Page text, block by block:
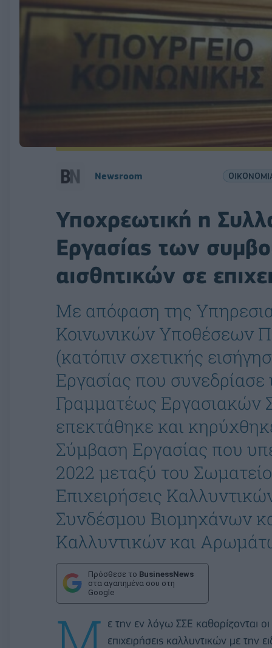
Newsroom
Υποχρεωτική η
Εργασίας των
αισθητικών σε
Με απόφαση της
Κοινωνικών Υποθέσεων
(κατόπιν σχετικής
Εργασίας που συνεδρίασε
Γραμματέως Εργασιακών
επεκτάθηκε και
Σύμβαση Εργασίας που
2022 μεταξύ του
Επιχειρήσεις
Συνδέσμου Βιομηχάνων
Καλλυντικών και
Πρόσθεσε το BusinessNews
στα αγαπημένα σου στη
Google
ε την εν λόγω ΣΣΕ καθορίζονται
επιχειρήσεις καλλυντικών με την